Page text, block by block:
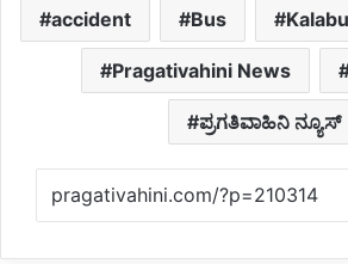
accident Bus
Pragativahini News
ಪ್ರಗತಿವಾಹಿನಿ ನ್ಯೂಸ್